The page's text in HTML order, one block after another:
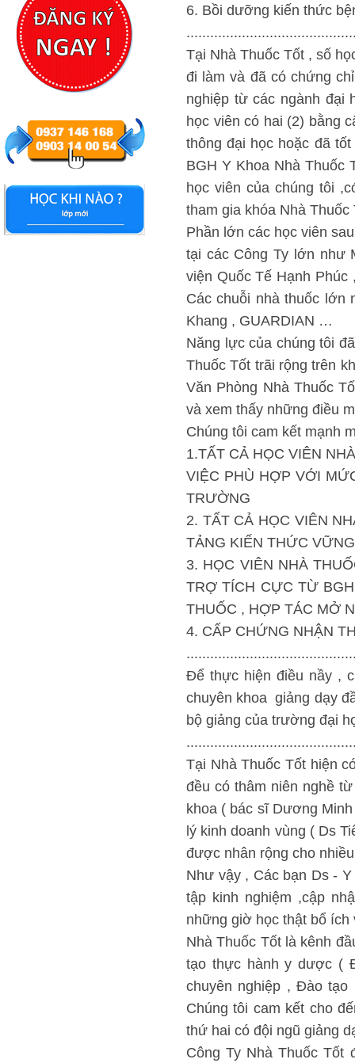
6. Bồi dưỡng kiến thức
Tại Nhà Thuốc Tốt , số
đi làm và đã có chứng
nghiệp từ các ngành đại
học viên có hai (2) bằng
thông đại học hoặc đã
BGH Y Khoa Nhà Thuốc
học viên của chúng tôi
tham gia khóa Nhà Thuốc
Phần lớn các học viên
tại các Công Ty lớn như
viện Quốc Tế Hạnh
Các chuỗi nhà thuốc lớn
Khang , GUARDIAN …
Năng lực của chúng tôi
Thuốc Tốt trãi rộng trên
Văn Phòng Nhà Thuốc
và xem thấy những điều
Chúng tôi cam kết mạnh
1.TẤT CẢ HỌC VIÊN
VIỆC PHÙ HỢP VỚI
TRƯỜNG
2. TẤT CẢ HỌC VIÊN
TẢNG KIẾN THỨC
3. HỌC VIÊN NHÀ
TRỢ TÍCH CỰC TỪ
THUỐC , HỢP TÁC MỞ
4. CẤP CHỨNG NHẬN
Để thực hiện điều nầy ,
chuyên khoa giảng dạy
bộ giảng của trường đại
Tại Nhà Thuốc Tốt hiện
đều có thâm niên nghề
khoa ( bác sĩ Dương
lý kinh doanh vùng ( Ds
được nhân rộng cho
Như vậy , Các bạn Ds -
tập kinh nghiệm ,cập
những giờ học thật bổ ích
Nhà Thuốc Tốt là kênh
tạo thực hành y dược (
chuyên nghiệp , Đào tạo
Chúng tôi cam kết cho
thứ hai có đội ngũ giảng
Công Ty Nhà Thuốc